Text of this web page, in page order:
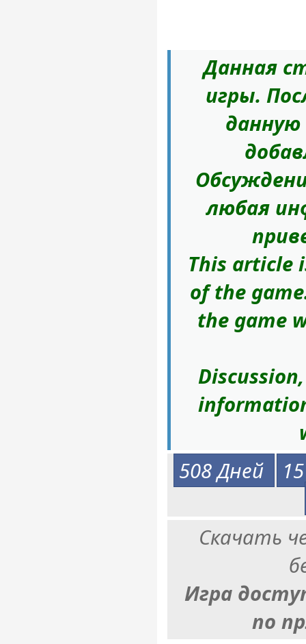
Данная
игры.
любая
This article
of the
the game
508 Дней
Скачать
Игра
по